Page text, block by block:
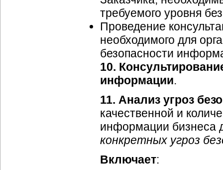
требуемого уровня
Проведение
необходимого для
безопасности
10.
информации.
11. Анализ угроз
качественной и
информации бизнеса
конкретных угроз
Включает: